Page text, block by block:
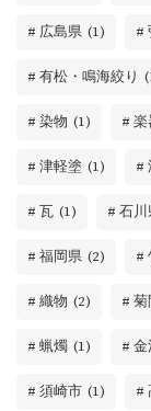
広島県 (1)
有松・鳴海絞り
染物 (1) 楽
津軽塗 (1)
瓦 (1) 石川
福岡県 (2)
織物 (2) 菊
蝋燭 (1) 金
須崎市 (1)